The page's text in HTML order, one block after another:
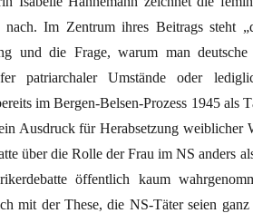
Im Zentrum ihres Beitrags steht
und die Frage, warum man
patriarchaler Umstände oder
im Bergen-Belsen-Prozess 1945 als
Ausdruck für Herabsetzung weiblicher
über die Rolle der Frau im NS anders
öffentlich kaum
mit der These, die NS-Täter seien